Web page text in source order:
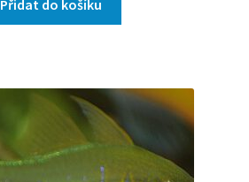
Přidat do košíku